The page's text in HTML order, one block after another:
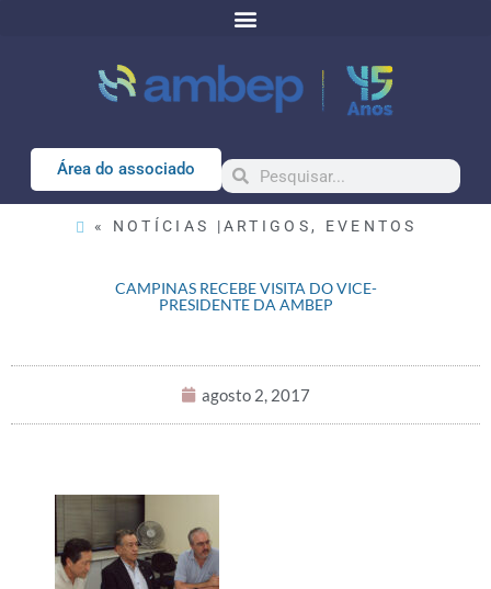
Área do associado
« NOTÍCIAS |ARTIGOS , EVENTOS
CAMPINAS RECEBE VISITA DO VICE-
PRESIDENTE DA AMBEP
agosto 2, 2017